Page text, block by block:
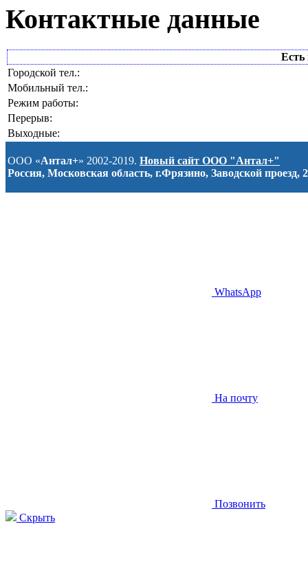
Контактные данные
Есть
Городской тел.:
Мобильный тел.:
Режим работы:
Перерыв:
Выходные:
ООО «Антал+» 2002-2019. Новый сайт ООО "Антал+"
Россия, Московская область, г.Фрязино, Заводской проезд, 2
WhatsApp
На почту
Позвонить
Скрыть